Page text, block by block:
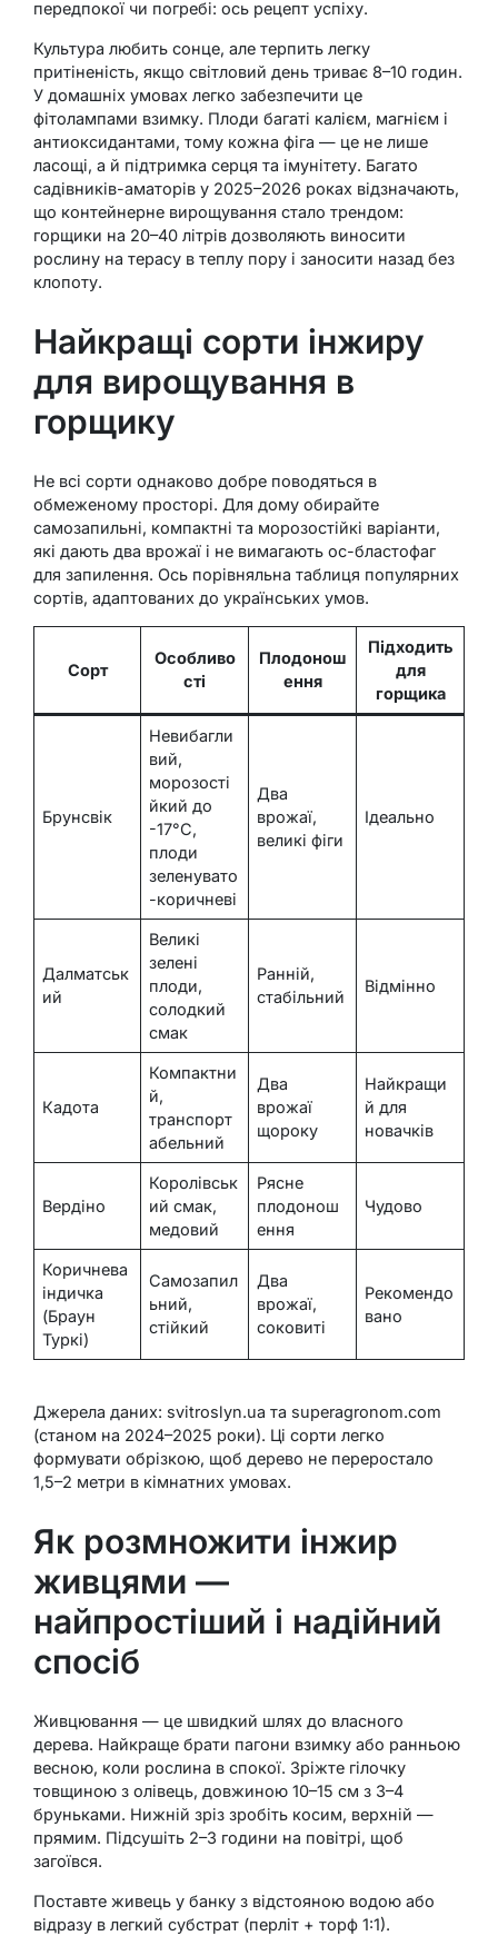
передпокої чи погребі: ось рецепт успіху.
Культура любить сонце, але терпить легку
притіненість, якщо світловий день триває 8–10 годин.
У домашніх умовах легко забезпечити це
фітолампами взимку. Плоди багаті калієм, магнієм і
антиоксидантами, тому кожна фіга — це не лише
ласощі, а й підтримка серця та імунітету. Багато
садівників-аматорів у 2025–2026 роках відзначають,
що контейнерне вирощування стало трендом:
горщики на 20–40 літрів дозволяють виносити
рослину на терасу в теплу пору і заносити назад без
клопоту.
Найкращі сорти інжиру
для вирощування в
горщику
Не всі сорти однаково добре поводяться в
обмеженому просторі. Для дому обирайте
самозапильні, компактні та морозостійкі варіанти,
які дають два врожаї і не вимагають ос-бластофаг
для запилення. Ось порівняльна таблиця популярних
сортів, адаптованих до українських умов.
Сорт
Особливо
сті
Плодонош
ення
Підходить
для
горщика
Брунсвік
Невибагли
вий,
морозості
йкий до
-17°C,
плоди
зеленувато
-коричневі
Два
врожаї,
великі фіги
Ідеально
Далматськ
ий
Великі
зелені
плоди,
солодкий
смак
Ранній,
стабільний
Відмінно
Кадота
Компактни
й,
транспорт
абельний
Два
врожаї
щороку
Найкращи
й для
новачків
Вердіно
Королівськ
ий смак,
медовий
Рясне
плодонош
ення
Чудово
Коричнева
індичка
(Браун
Туркі)
Самозапил
ьний,
стійкий
Два
врожаї,
соковиті
Рекомендо
вано
Джерела даних: svitroslyn.ua та superagronom.com
(станом на 2024–2025 роки). Ці сорти легко
формувати обрізкою, щоб дерево не переростало
1,5–2 метри в кімнатних умовах.
Як розмножити інжир
живцями —
найпростіший і надійний
спосіб
Живцювання — це швидкий шлях до власного
дерева. Найкраще брати пагони взимку або ранньою
весною, коли рослина в спокої. Зріжте гілочку
товщиною з олівець, довжиною 10–15 см з 3–4
бруньками. Нижній зріз зробіть косим, верхній —
прямим. Підсушіть 2–3 години на повітрі, щоб
загоївся.
Поставте живець у банку з відстояною водою або
відразу в легкий субстрат (перліт + торф 1:1).